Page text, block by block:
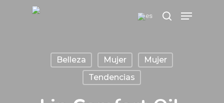
search
Menu
Belleza Mujer
Mujer
Tendencias